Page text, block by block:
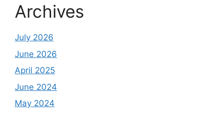
Archives
July 2026
June 2026
April 2025
June 2024
May 2024